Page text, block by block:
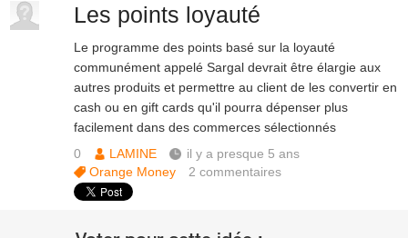
Les points loyauté
Le programme des points basé sur la loyauté
communément appelé Sargal devrait être élargie aux
autres produits et permettre au client de les convertir en
cash ou en gift cards qu'il pourra dépenser plus
facilement dans des commerces sélectionnés
0
LAMINE
il y a presque 5 ans
Orange Money
2commentaires